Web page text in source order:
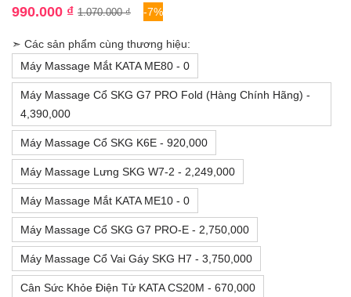
1.070.000₫
990.000 ₫ -7%
➣ Các sản phẩm cùng thương hiệu:
Máy Massage Mắt KATA ME80 - 0
Máy Massage Cổ SKG G7 PRO Fold (Hàng Chính Hãng) -
4,390,000
Máy Massage Cổ SKG K6E - 920,000
Máy Massage Lưng SKG W7-2 - 2,249,000
Máy Massage Mắt KATA ME10 - 0
Máy Massage Cổ SKG G7 PRO-E - 2,750,000
Máy Massage Cổ Vai Gáy SKG H7 - 3,750,000
Cân Sức Khỏe Điện Tử KATA CS20M - 670,000